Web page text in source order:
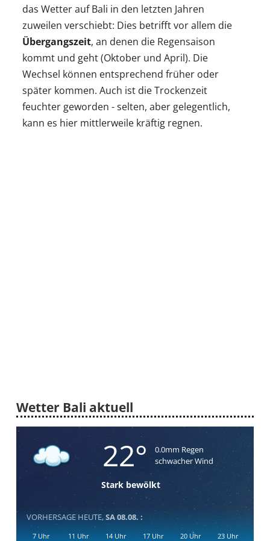
das Wetter auf Bali in den letzten Jahren
zuweilen verschiebt: Dies betrifft vor allem die
Übergangszeit, an denen die Regensaison
kommt und geht (Oktober und April). Die
Wechsel können entsprechend früher oder
später kommen. Auch ist die Trockenzeit
feuchter geworden - selten, aber gelegentlich,
kann es hier mittlerweile kräftig regnen.
Wetter Bali aktuell
22°
0.0mm Regen
schwacher Wind
Stark bewölkt
VORHERSAGE HEUTE,SA 08.08. :
7 Uhr 11 Uhr 14 Uhr 17 Uhr 20 Uhr 23 Uhr